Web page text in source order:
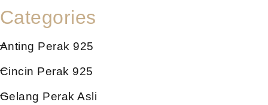
Categories
Anting Perak 925
Cincin Perak 925
Gelang Perak Asli